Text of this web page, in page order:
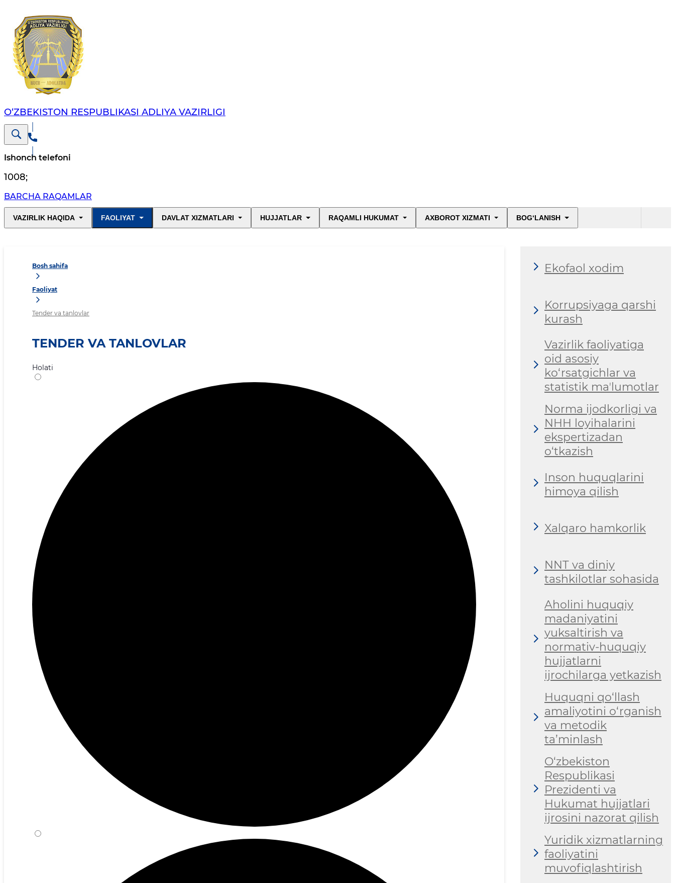
O‘ZBEKISTON RESPUBLIKASI ADLIYA VAZIRLIGI
Ishonch telefoni
1008;
BARCHA RAQAMLAR
VAZIRLIK HAQIDA FAOLIYAT DAVLAT XIZMATLARI HUJJATLAR RAQAMLI HUKUMAT AXBOROT XIZMATI BOG‘LANISH
Bosh sahifa
Faoliyat
Tender va tanlovlar
TENDER VA TANLOVLAR
Holati
Ekofaol xodim
Korrupsiyaga qarshi
kurash
Vazirlik faoliyatiga
oid asosiy
ko‘rsatgichlar va
statistik maʼlumotlar
Norma ijodkorligi va
NHH loyihalarini
ekspertizadan
o‘tkazish
Inson huquqlarini
himoya qilish
Xalqaro hamkorlik
NNT va diniy
tashkilotlar sohasida
Aholini huquqiy
madaniyatini
yuksaltirish va
normativ-huquqiy
hujjatlarni
ijrochilarga yetkazish
Huquqni qo‘llash
amaliyotini o‘rganish
va metodik
ta’minlash
O‘zbekiston
Respublikasi
Prezidenti va
Hukumat hujjatlari
ijrosini nazorat qilish
Yuridik xizmatlarning
faoliyatini
muvofiqlashtirish